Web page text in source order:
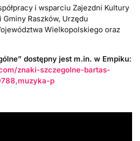
i wsparciu Zajezdni Kultury
Raszków, Urzędu
Wielkopolskiego oraz
dostępny jest m.in. w Empiku:
znaki-szczegolne-bartas-
p